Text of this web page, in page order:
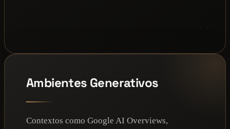
Ambientes Generativos
Contextos como Google AI Overviews,